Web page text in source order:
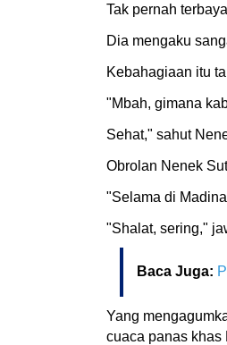
Tak pernah
Dia mengaku
Kebahagiaan itu
"Mbah, gimana
Sehat," sahut
Obrolan Nenek
"Selama di
"Shalat, sering,"
Baca Juga:
Yang
cuaca panas khas